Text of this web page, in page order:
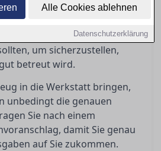
Alle Cookies ablehnen
Datenschutzerklärung
Überraschungen zu
Ratgeber erfahren Sie,
und nach einer
um sicherzustellen,
betreut wird.
in die Werkstatt bringen,
unbedingt die genauen
Sie nach einem
damit Sie genau
auf Sie zukommen.